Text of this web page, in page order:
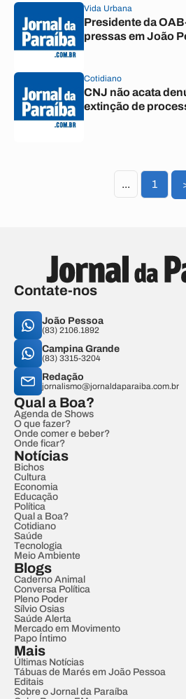
Vida Urbana
Presidente da
pressas em João
Cotidiano
CNJ não acata
extinção de
... 1
Contate-nos
João Pessoa
(83) 2106.1892
Campina Grande
(83) 3315-3204
Redação
jornalismo@jornaldaparaiba.com.br
Qual a Boa?
Agenda de Shows
O que fazer?
Onde comer e beber?
Onde ficar?
Notícias
Bichos
Cultura
Economia
Educação
Política
Qual a Boa?
Cotidiano
Saúde
Tecnologia
Meio Ambiente
Blogs
Caderno Animal
Conversa Política
Pleno Poder
Sílvio Osias
Saúde Alerta
Mercado em Movimento
Papo Íntimo
Mais
Últimas Notícias
Tábuas de Marés em João Pessoa
Editais
Sobre o Jornal da Paraíba